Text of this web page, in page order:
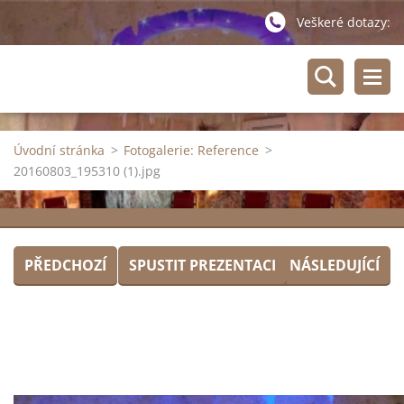
Veškeré dotazy:
Úvodní stránka > Fotogalerie: Reference >
20160803_195310 (1).jpg
PŘEDCHOZÍ SPUSTIT PREZENTACI NÁSLEDUJÍCÍ